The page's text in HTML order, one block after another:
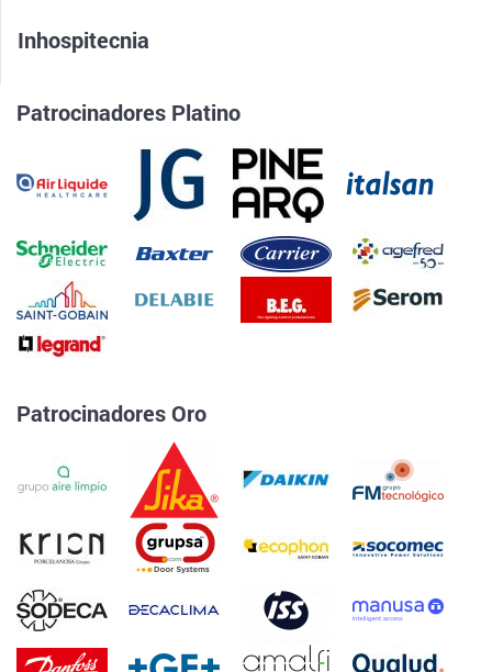
Inhospitecnia
Patrocinadores Platino
Patrocinadores Oro